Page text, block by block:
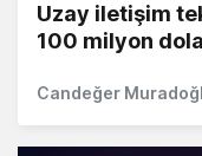
Uzay iletişim
100 milyon
Candeğer